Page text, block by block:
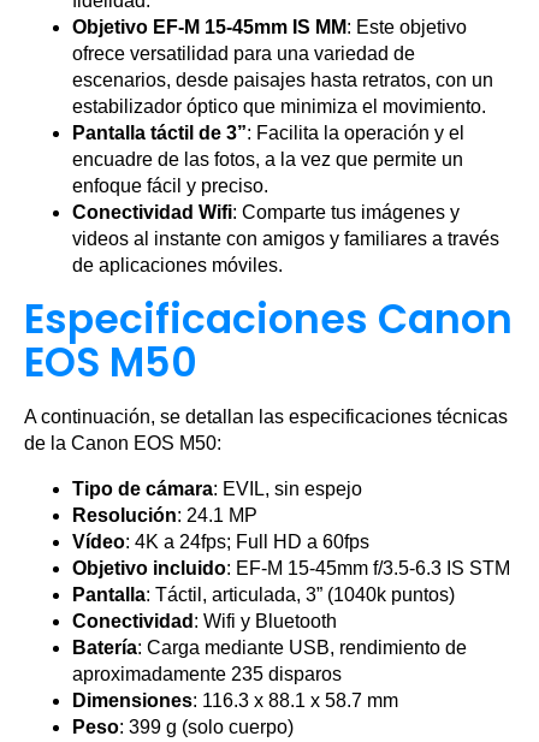
Objetivo EF-M 15-45mm IS MM: Este objetivo
ofrece versatilidad para una variedad de
escenarios, desde paisajes hasta retratos, con un
estabilizador óptico que minimiza el movimiento.
Pantalla táctil de 3”: Facilita la operación y el
encuadre de las fotos, a la vez que permite un
enfoque fácil y preciso.
Conectividad Wifi: Comparte tus imágenes y
videos al instante con amigos y familiares a través
de aplicaciones móviles.
Especificaciones Canon
EOS M50
A continuación, se detallan las especificaciones técnicas
de la Canon EOS M50:
Tipo de cámara: EVIL, sin espejo
Resolución: 24.1 MP
Vídeo: 4K a 24fps; Full HD a 60fps
Objetivo incluido: EF-M 15-45mm f/3.5-6.3 IS STM
Pantalla: Táctil, articulada, 3” (1040k puntos)
Conectividad : Wifi y Bluetooth
Batería: Carga mediante USB, rendimiento de
aproximadamente 235 disparos
Dimensiones: 116.3 x 88.1 x 58.7 mm
Peso: 399 g (solo cuerpo)